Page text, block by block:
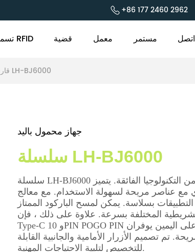
+86 177 2460 2962
تسميات RFID قضية معمل مستمر اتصل
سلسلة LH-BJ6000
جهاز محمول باليد
سلسلة LH-BJ6000